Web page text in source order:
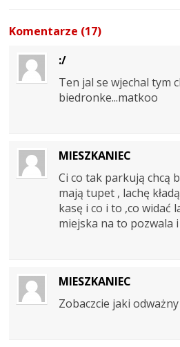
Komentarze (17)
:/
Ten jal se wjechal tym
biedronke...matkoo
MIESZKANIEC
Ci co tak parkują chcą
mają tupet , lachę
kasę i co i to ,co widać
miejska na to pozwala
MIESZKANIEC
Zobaczcie jaki